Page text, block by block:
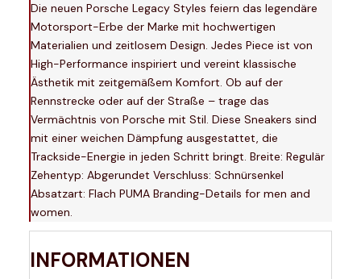
Die neuen Porsche Legacy Styles feiern das legendäre
Motorsport-Erbe der Marke mit hochwertigen
Materialien und zeitlosem Design. Jedes Piece ist von
High-Performance inspiriert und vereint klassische
Ästhetik mit zeitgemäßem Komfort. Ob auf der
Rennstrecke oder auf der Straße – trage das
Vermächtnis von Porsche mit Stil. Diese Sneakers sind
mit einer weichen Dämpfung ausgestattet, die
Trackside-Energie in jeden Schritt bringt. Breite: Regulär
Zehentyp: Abgerundet Verschluss: Schnürsenkel
Absatzart: Flach PUMA Branding-Details for men and
women.
INFORMATIONEN